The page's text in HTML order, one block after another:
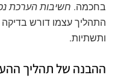
בחכמה. חשיבות הערכת
התהליך עצמו דורש
ותשתיות.
ההבנה של תהליך